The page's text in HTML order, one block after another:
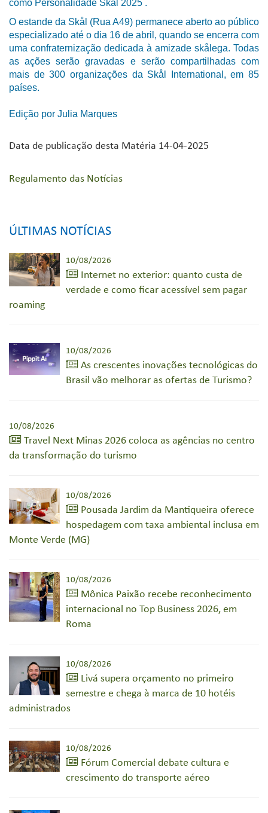
como Personalidade Skål 2025 .
O estande da Skål (Rua A49) permanece aberto ao público
especializado até o dia 16 de abril, quando se encerra com
uma confraternização dedicada à amizade skålega. Todas
as ações serão gravadas e serão compartilhadas com
mais de 300 organizações da Skål International, em 85
países.
Edição por Julia Marques
Data de publicação desta Matéria 14-04-2025
Regulamento das Notícias
ÚLTIMAS NOTÍCIAS
10/08/2026
Internet no exterior: quanto custa de
verdade e como ficar acessível sem pagar
roaming
10/08/2026
As crescentes inovações tecnológicas do
Brasil vão melhorar as ofertas de Turismo?
10/08/2026
Travel Next Minas 2026 coloca as agências no centro
da transformação do turismo
10/08/2026
Pousada Jardim da Mantiqueira oferece
hospedagem com taxa ambiental inclusa em
Monte Verde (MG)
10/08/2026
Mônica Paixão recebe reconhecimento
internacional no Top Business 2026, em
Roma
10/08/2026
Livá supera orçamento no primeiro
semestre e chega à marca de 10 hotéis
administrados
10/08/2026
Fórum Comercial debate cultura e
crescimento do transporte aéreo